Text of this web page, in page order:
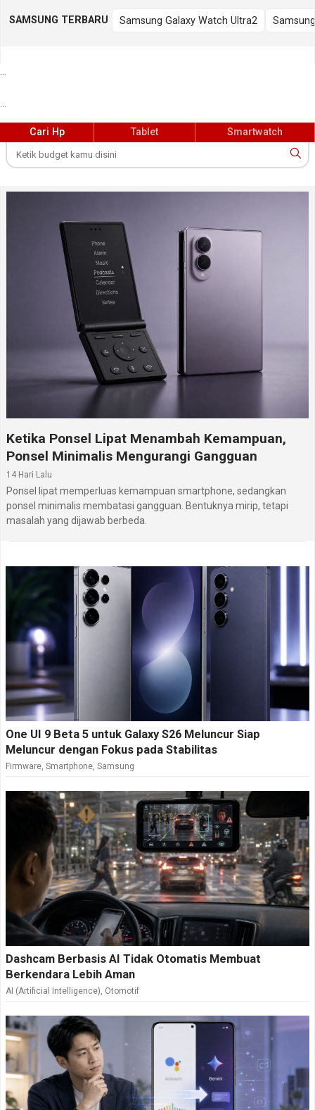
SAMSUNG TERBARU Samsung Galaxy Watch Ultra2
Cari Hp Tablet Smartwatch
Ketika Ponsel Lipat Menambah Kemampuan,
Ponsel Minimalis Mengurangi Gangguan
14 Hari Lalu
Ponsel lipat memperluas kemampuan smartphone, sedangkan
ponsel minimalis membatasi gangguan. Bentuknya mirip, tetapi
masalah yang dijawab berbeda.
One UI 9 Beta 5 untuk Galaxy S26 Meluncur Siap
Meluncur dengan Fokus pada Stabilitas
Firmware, Smartphone, Samsung
Dashcam Berbasis AI Tidak Otomatis Membuat
Berkendara Lebih Aman
AI (Artificial Intelligence), Otomotif